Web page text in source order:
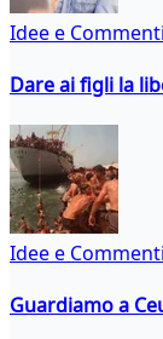
Idee e Commenti
Dare ai figli la
Idee e Commenti
Guardiamo a